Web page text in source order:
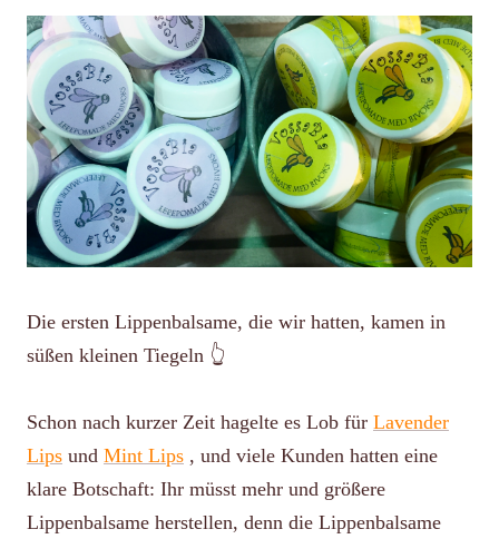
Die ersten Lippenbalsame, die wir hatten, kamen in
süßen kleinen Tiegeln 👆
Schon nach kurzer Zeit hagelte es Lob für Lavender
Lips und Mint Lips , und viele Kunden hatten eine
klare Botschaft: Ihr müsst mehr und größere
Lippenbalsame herstellen, denn die Lippenbalsame